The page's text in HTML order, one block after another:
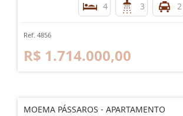
4 3 2
Ref. 4856
R$ 1.714.000,00
MOEMA PÁSSAROS - APARTAMENTO